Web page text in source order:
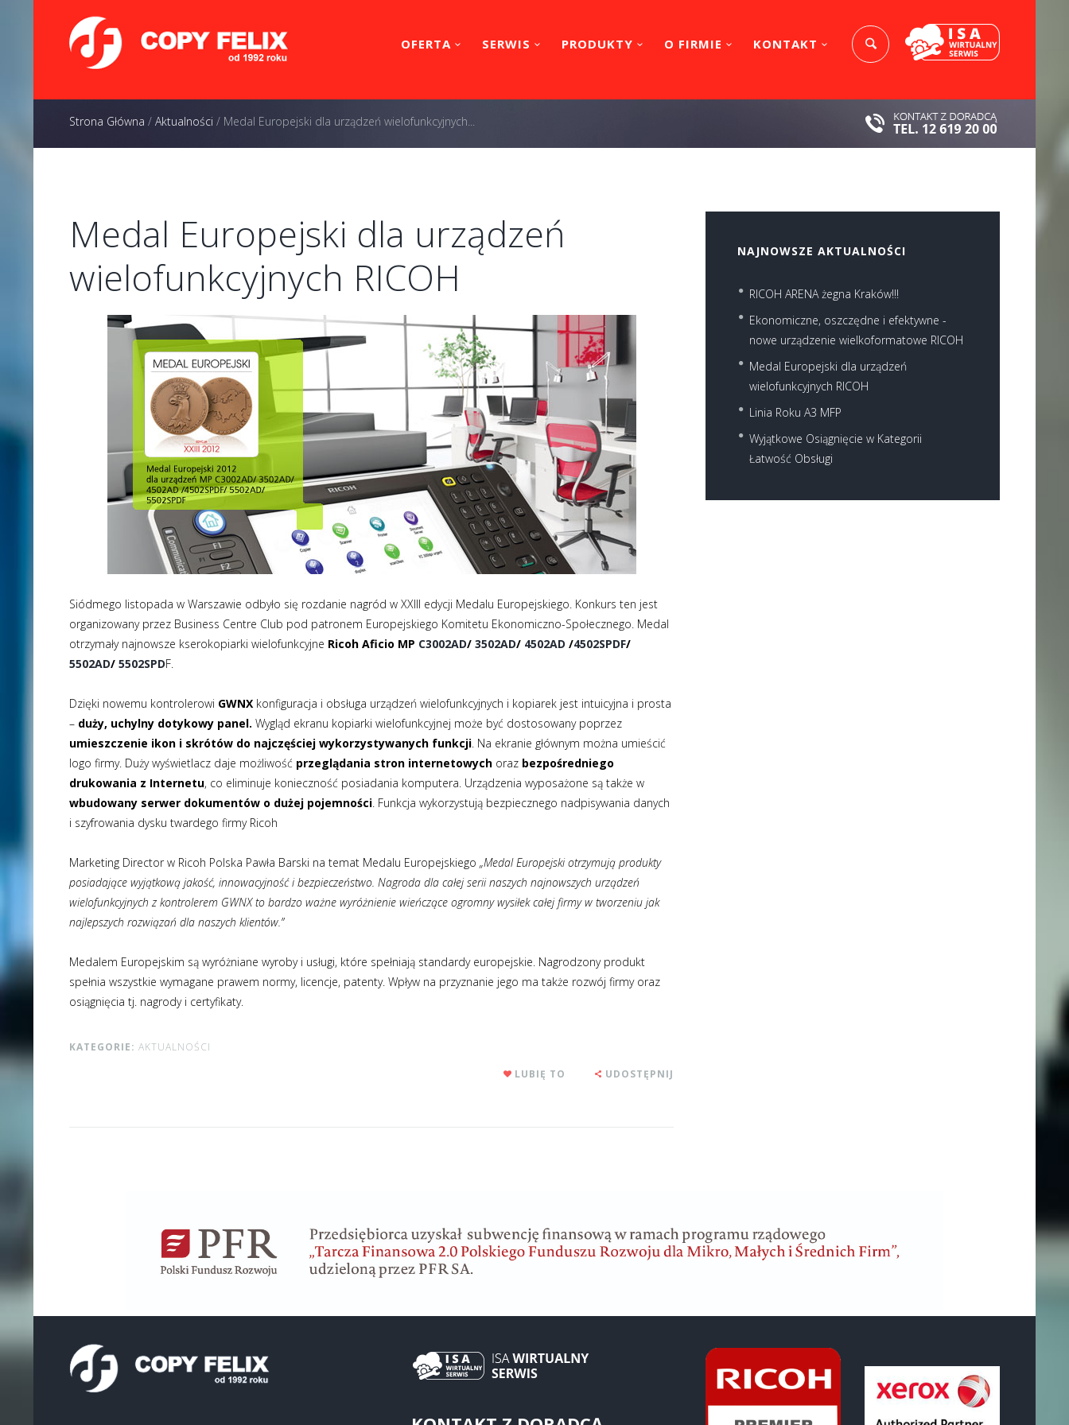
OFERTA SERWIS PRODUKTY O FIRMIE KONTAKT
Strona Główna / Aktualności / Medal Europejski dla urządzeń wielofunkcyjnych...
Medal Europejski dla urządzeń
wielofunkcyjnych RICOH
Siódmego listopada w Warszawie odbyło się rozdanie nagród w XXIII edycji Medalu Europejskiego. Konkurs ten jest
organizowany przez Business Centre Club pod patronem Europejskiego Komitetu Ekonomiczno-Społecznego. Medal
otrzymały najnowsze kserokopiarki wielofunkcyjne Ricoh Aficio MP C3002AD/ 3502AD/ 4502AD /4502SPDF/
5502AD/ 5502SPDF.
Dzięki nowemu kontrolerowi GWNX konfiguracja i obsługa urządzeń wielofunkcyjnych i kopiarek jest intuicyjna i prosta
– duży, uchylny dotykowy panel. Wygląd ekranu kopiarki wielofunkcyjnej może być dostosowany poprzez
umieszczenie ikon i skrótów do najczęściej wykorzystywanych funkcji. Na ekranie głównym można umieścić
logo firmy. Duży wyświetlacz daje możliwość przeglądania stron internetowych oraz bezpośredniego
drukowania z Internetu, co eliminuje konieczność posiadania komputera. Urządzenia wyposażone są także w
wbudowany serwer dokumentów o dużej pojemności. Funkcja wykorzystują bezpiecznego nadpisywania danych
i szyfrowania dysku twardego firmy Ricoh
Marketing Director w Ricoh Polska Pawła Barski na temat Medalu Europejskiego „Medal Europejski otrzymują produkty
posiadające wyjątkową jakość, innowacyjność i bezpieczeństwo. Nagroda dla całej serii naszych najnowszych urządzeń
wielofunkcyjnych z kontrolerem GWNX to bardzo ważne wyróżnienie wieńczące ogromny wysiłek całej firmy w tworzeniu jak
najlepszych rozwiązań dla naszych klientów.”
Medalem Europejskim są wyróżniane wyroby i usługi, które spełniają standardy europejskie. Nagrodzony produkt
spełnia wszystkie wymagane prawem normy, licencje, patenty. Wpływ na przyznanie jego ma także rozwój firmy oraz
osiągnięcia tj. nagrody i certyfikaty.
KATEGORIE: AKTUALNOŚCI
LUBIĘ TO
UDOSTĘPNIJ
NAJNOWSZE AKTUALNOŚCI
RICOH ARENA żegna Kraków!!!
Ekonomiczne, oszczędne i efektywne -
nowe urządzenie wielkoformatowe RICOH
Medal Europejski dla urządzeń
wielofunkcyjnych RICOH
Linia Roku A3 MFP
Wyjątkowe Osiągnięcie w Kategorii
Łatwość Obsługi